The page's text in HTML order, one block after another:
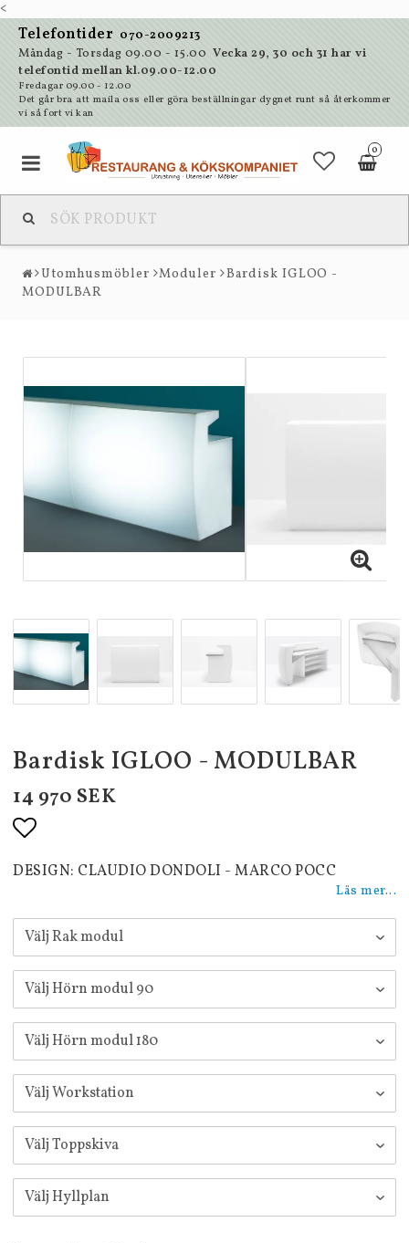
<
Telefontider 070-2009213
Måndag - Torsdag 09.00 - 15.00 Vecka 29, 30 och 31 har vi
telefontid mellan kl.09.00-12.00
Fredagar 09.00 - 12.00
Det går bra att maila oss eller göra beställningar dygnet runt så återkommer
vi så fort vi kan
0
Utomhusmöbler Moduler
Bardisk IGLOO -
MODULBAR
Bardisk IGLOO - MODULBAR
14 970 SEK
Lägg till i favoritlistan
DESIGN: CLAUDIO DONDOLI - MARCO POCC
Läs mer...